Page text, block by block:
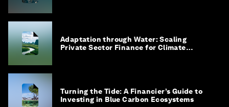
Adaptation through Water: Scaling
Private Sector Finance for Climate
Turning the Tide: A Financier’s Guide to
Investing in Blue Carbon Ecosystems